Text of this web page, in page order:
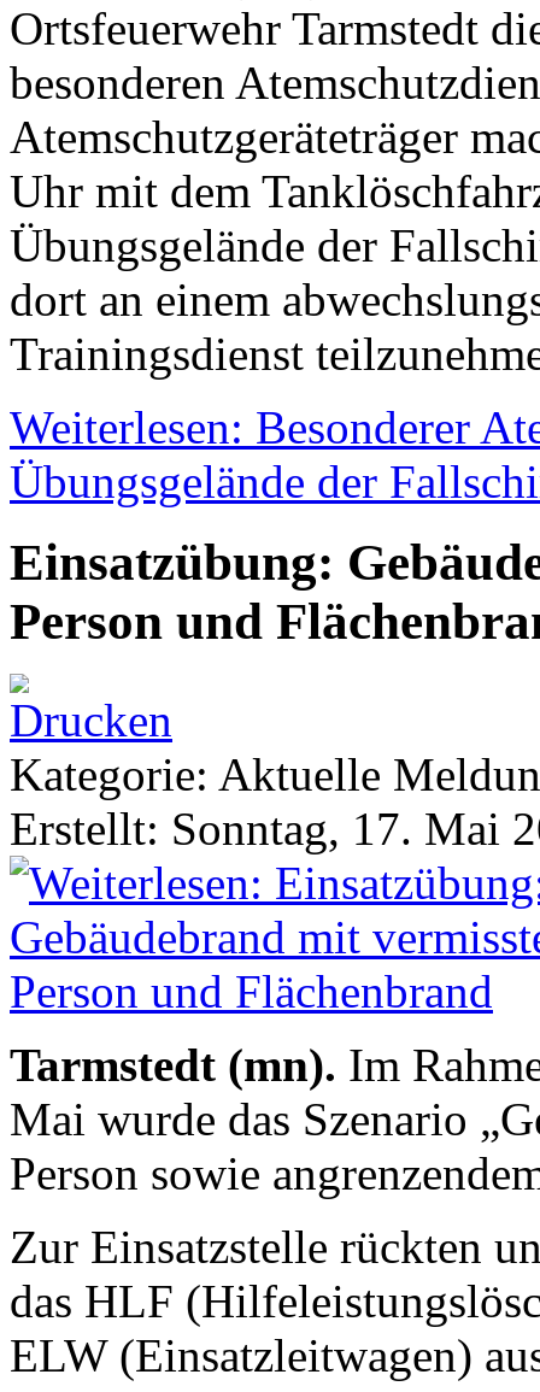
Ortsfeuerwehr Tarmstedt
besonderen
Atemschutzgeräteträger
Uhr mit dem
Übungsgelände der
dort an einem
Trainingsdienst
Weiterlesen: Besonderer
Übungsgelände der
Einsatzübung:
Person und
Kategorie: Aktuelle
Erstellt: Sonntag, 17. Mai
Tarmstedt (mn). Im
Mai wurde das Szenario
Person sowie
Zur Einsatzstelle rückten
das HLF
ELW (Einsatzleitwagen)